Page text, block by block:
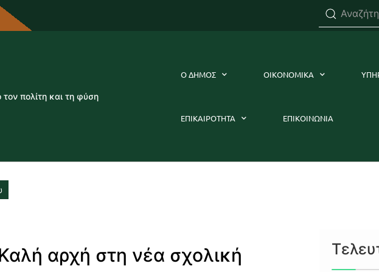
πολίτη και τη φύση
Ο ΔΗΜΟΣ ΟΙΚΟΝΟΜΙΚΑ
ΕΠΙΚΑΙΡΟΤΗΤΑ ΕΠΙΚΟΙΝΩΝΙΑ
αρχή στη νέα σχολική